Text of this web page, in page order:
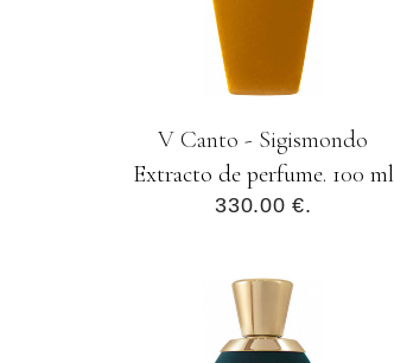
V Canto - Sigismondo
Extracto de perfume. 100 ml
330.00 €.